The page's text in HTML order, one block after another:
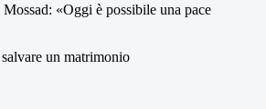
«Oggi è possibile una pace
un matrimonio